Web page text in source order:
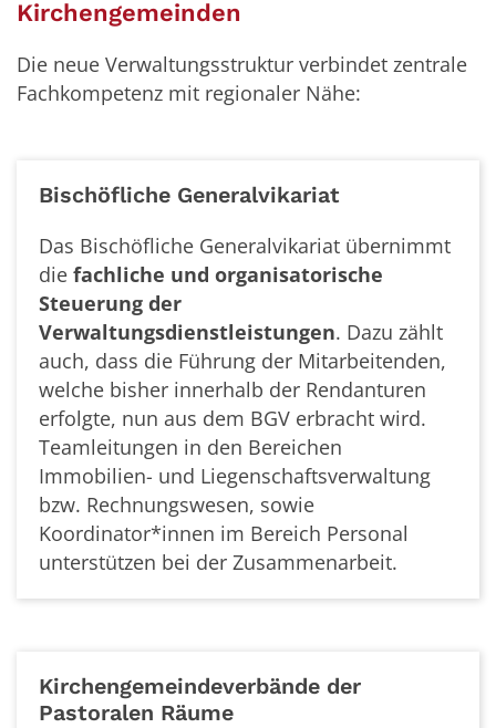
Kirchengemeinden
Die neue Verwaltungsstruktur verbindet zentrale
Fachkompetenz mit regionaler Nähe:
Bischöfliche Generalvikariat
Das Bischöfliche Generalvikariat übernimmt
die fachliche und organisatorische
Steuerung der
Verwaltungsdienstleistungen. Dazu zählt
auch, dass die Führung der Mitarbeitenden,
welche bisher innerhalb der Rendanturen
erfolgte, nun aus dem BGV erbracht wird.
Teamleitungen in den Bereichen
Immobilien- und Liegenschaftsverwaltung
bzw. Rechnungswesen, sowie
Koordinator*innen im Bereich Personal
unterstützen bei der Zusammenarbeit.
Kirchengemeindeverbände der
Pastoralen Räume